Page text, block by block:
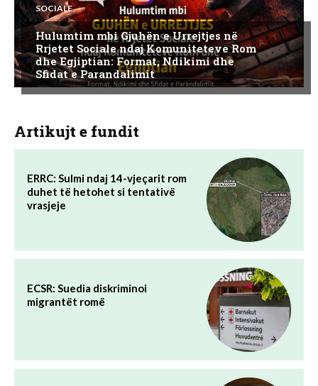
SOCIALE
Hulumtim mbi Gjuhën e Urrejtjes në
Rrjetet Sociale ndaj Komuniteteve Rom
dhe Egjiptian: Format, Ndikimi dhe
Sfidat e Parandalimit
Artikujt e fundit
ERRC: Sulmi ndaj 14-vjeçarit rom
duhet të hetohet si tentativë
vrasjeje
ECSR: Suedia diskriminoi
migrantët romë